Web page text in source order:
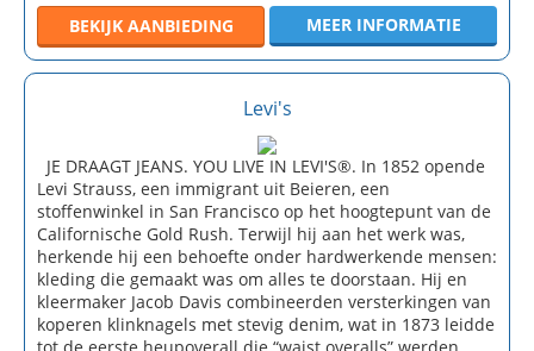
BEKIJK AANBIEDING MEER INFORMATIE
Levi's
JE DRAAGT JEANS. YOU LIVE IN LEVI'S®. In 1852 opende
Levi Strauss, een immigrant uit Beieren, een
stoffenwinkel in San Francisco op het hoogtepunt van de
Californische Gold Rush. Terwijl hij aan het werk was,
herkende hij een behoefte onder hardwerkende mensen:
kleding die gemaakt was om alles te doorstaan. Hij en
kleermaker Jacob Davis combineerden versterkingen van
koperen klinknagels met stevig denim, wat in 1873 leidde